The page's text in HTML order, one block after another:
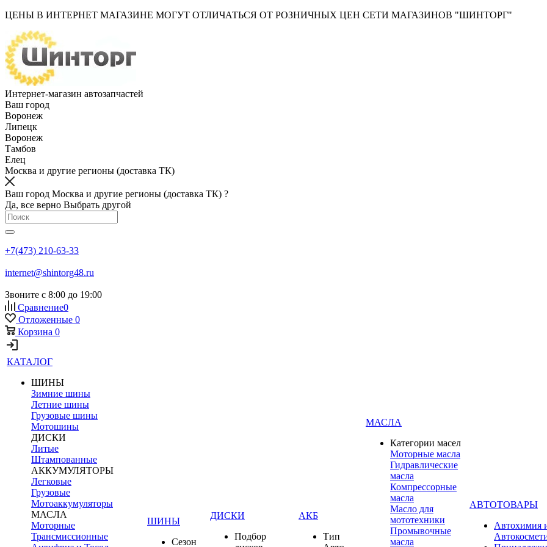
ЦЕНЫ В ИНТЕРНЕТ МАГАЗИНЕ МОГУТ ОТЛИЧАТЬСЯ ОТ РОЗНИЧНЫХ ЦЕН СЕТИ МАГАЗИНОВ "ШИНТОРГ"
Интернет-магазин автозапчастей
Ваш город
Воронеж
Липецк
Воронеж
Тамбов
Елец
Москва и другие регионы (доставка ТК)
Ваш город Москва и другие регионы (доставка ТК) ?
Да, все верно Выбрать другой
+7(473) 210-63-33
internet@shintorg48.ru
Звоните с 8:00 до 19:00
Сравнение0
Отложенные 0
Корзина 0
КАТАЛОГ
ШИНЫ
Зимние шины
Летние шины
Грузовые шины
Мотошины
ДИСКИ
Литые
Штампованные
АККУМУЛЯТОРЫ
Легковые
Грузовые
Мотоаккумуляторы
МАСЛА
Моторные
Трансмиссионные
ШИНЫ
Сезон
ДИСКИ
Подбор
АКБ
Тип
МАСЛА
Категории масел
Моторные масла
Гидравлические
масла
Компрессорные
масла
Масло для
мототехники
Промывочные
масла
АВТОТОВАРЫ
Автохимия